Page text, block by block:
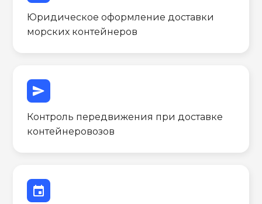
Юридическое оформление доставки
морских контейнеров
send
Контроль передвижения при доставке
контейнеровозов
event